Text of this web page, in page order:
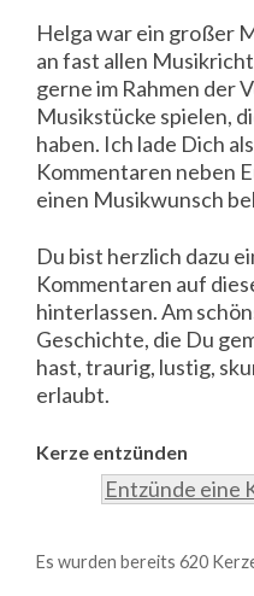
Helga war ein großer
an fast allen
gerne im Rahmen der
Musikstücke spielen,
haben. Ich lade Dich
Kommentaren neben
einen Musikwunsch
Du bist herzlich dazu
Kommentaren auf
hinterlassen. Am
Geschichte, die Du
hast, traurig, lustig,
erlaubt.
Kerze entzünden
Entzünde eine
Es wurden bereits 620